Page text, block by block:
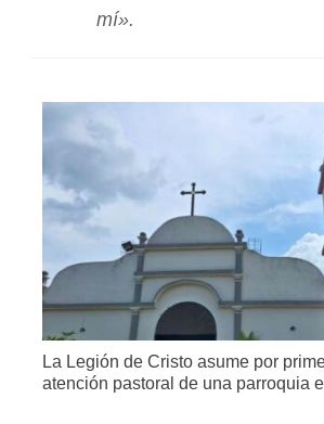
mí».
La Legión de Cristo asume por
atención pastoral de una parroquia